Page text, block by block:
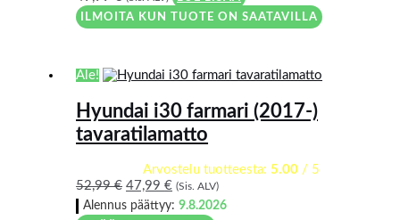
ILMOITA KUN TUOTE ON SAATAVILLA
Ale!
Hyundai i30 farmari (2017-)
tavaratilamatto
Arvostelu tuotteesta: 5.00/ 5
52,99€ 47,99€ (Sis. ALV)
Alennus päättyy:9.8.2026